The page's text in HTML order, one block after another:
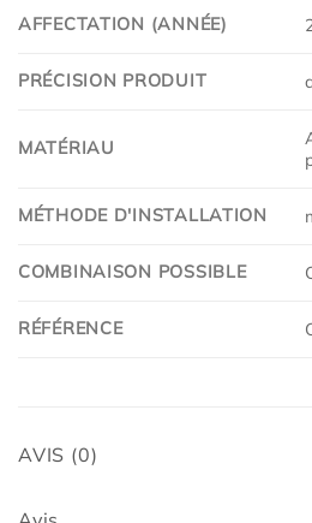
AFFECTATION (ANNÉE)
PRÉCISION PRODUIT
MATÉRIAU
MÉTHODE D'INSTALLATION
COMBINAISON POSSIBLE
RÉFÉRENCE
AVIS (0)